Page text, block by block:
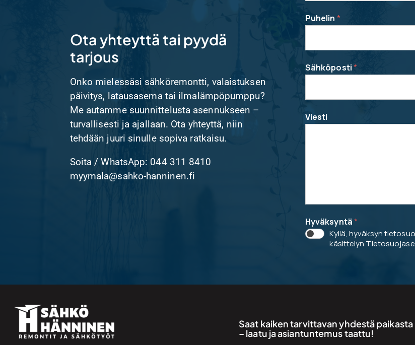
Ota yhteyttä tai pyydä
tarjous
Onko mielessäsi sähköremontti, valaistuksen
päivitys, latausasema tai ilmalämpöpumppu?
Me autamme suunnittelusta asennukseen –
turvallisesti ja ajallaan. Ota yhteyttä, niin
tehdään juuri sinulle sopiva ratkaisu.
Soita / WhatsApp: 044 311 8410
myymala@sahko-hanninen.fi
Puhelin *
Sähköposti*
Viesti
Hyväksyntä*
Kyllä, hyväksyn
käsittelyn
Saat kaiken tarvittavan yhdestä paikasta
– laatu ja asiantuntemus taattu!